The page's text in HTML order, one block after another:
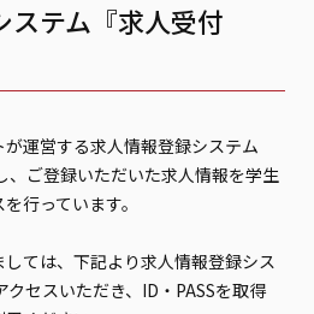
ステム『求人受付
運営する求人情報登録システム
、ご登録いただいた求人情報を学生
行っています。
ては、下記より求人情報登録シス
セスいただき、ID・PASSを取得